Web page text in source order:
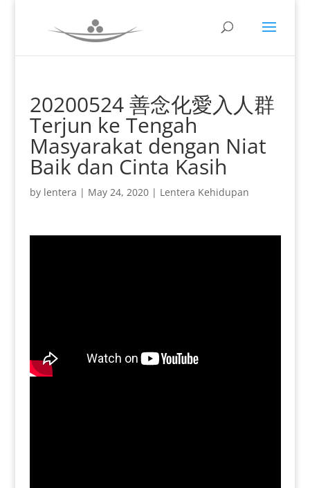
20200524 善念化愛入人群
Terjun ke Tengah
Masyarakat dengan Niat
Baik dan Cinta Kasih
by lentera | May 24, 2020| Lentera Kehidupan